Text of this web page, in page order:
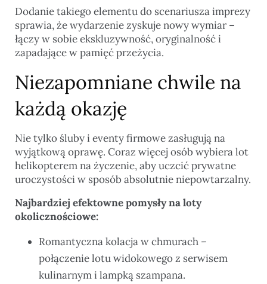
Dodanie takiego elementu do scenariusza imprezy
sprawia, że wydarzenie zyskuje nowy wymiar –
łączy w sobie ekskluzywność, oryginalność i
zapadające w pamięć przeżycia.
Niezapomniane chwile na
każdą okazję
Nie tylko śluby i eventy firmowe zasługują na
wyjątkową oprawę. Coraz więcej osób wybiera lot
helikopterem na życzenie, aby uczcić prywatne
uroczystości w sposób absolutnie niepowtarzalny.
Najbardziej efektowne pomysły na loty
okolicznościowe:
Romantyczna kolacja w chmurach –
połączenie lotu widokowego z serwisem
kulinarnym i lampką szampana.